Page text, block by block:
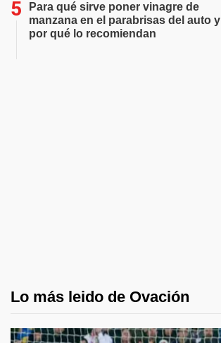
Para qué sirve poner vinagre de
manzana en el parabrisas del auto y
por qué lo recomiendan
Lo más leido de Ovación